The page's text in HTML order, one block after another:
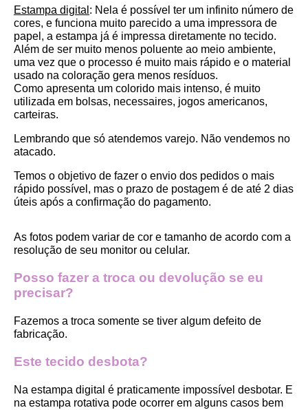
Estampa digital : Nela é possível ter um infinito número de
cores, e funciona muito parecido a uma impressora de
papel, a estampa já é impressa diretamente no tecido.
Além de ser muito menos poluente ao meio ambiente,
uma vez que o processo é muito mais rápido e o material
usado na coloração gera menos resíduos.
Como apresenta um colorido mais intenso, é muito
utilizada em bolsas, necessaires, jogos americanos,
carteiras.
Lembrando que só atendemos varejo. Não vendemos no
atacado.
Temos o objetivo de fazer o envio dos pedidos o mais
rápido possível, mas o prazo de postagem é de até 2 dias
úteis após a confirmação do pagamento.
As fotos podem variar de cor e tamanho de acordo com a
resolução de seu monitor ou celular.
Posso fazer a troca ou devolução se eu
precisar?
Fazemos a troca somente se tiver algum defeito de
fabricação.
Este tecido desbota?
Na estampa digital é praticamente impossível desbotar. E
na estampa rotativa pode ocorrer em alguns casos bem